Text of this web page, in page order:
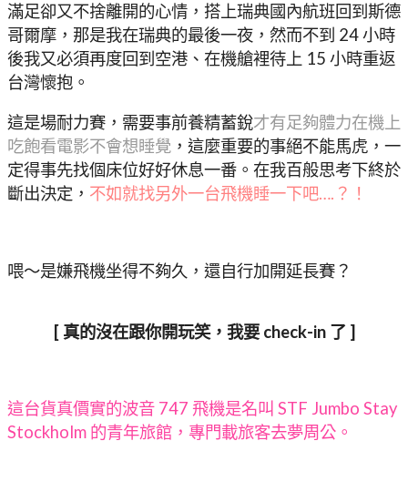
滿足卻又不捨離開的心情，搭上瑞典國內航班回到斯德
哥爾摩，那是我在瑞典的最後一夜，然而不到 24 小時
後我又必須再度回到空港、在機艙裡待上 15 小時重返
台灣懷抱。
這是場耐力賽，需要事前養精蓄銳才有足夠體力在機上
吃飽看電影不會想睡覺 ，這麼重要的事絕不能馬虎，一
定得事先找個床位好好休息一番。在我百般思考下終於
斷出決定， 不如就找另外一台飛機睡一下吧….？！
喂～是嫌飛機坐得不夠久，還自行加開延長賽？
[ 真的沒在跟你開玩笑，我要 check-in 了 ]
這台貨真價實的波音 747 飛機是名叫 STF Jumbo Stay
Stockholm 的青年旅館，專門載旅客去夢周公。